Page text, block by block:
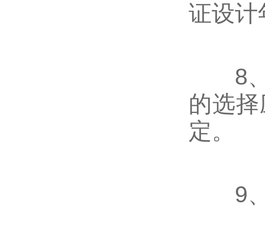
证设计
8、
的选
定。
9、